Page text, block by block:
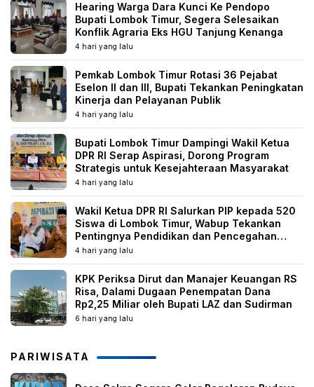
Hearing Warga Dara Kunci Ke Pendopo
Bupati Lombok Timur, Segera Selesaikan
Konflik Agraria Eks HGU Tanjung Kenanga
4 hari yang lalu
Pemkab Lombok Timur Rotasi 36 Pejabat
Eselon II dan III, Bupati Tekankan Peningkatan
Kinerja dan Pelayanan Publik
4 hari yang lalu
Bupati Lombok Timur Dampingi Wakil Ketua
DPR RI Serap Aspirasi, Dorong Program
Strategis untuk Kesejahteraan Masyarakat
4 hari yang lalu
Wakil Ketua DPR RI Salurkan PIP kepada 520
Siswa di Lombok Timur, Wabup Tekankan
Pentingnya Pendidikan dan Pencegahan
Perkawinan Anak
4 hari yang lalu
KPK Periksa Dirut dan Manajer Keuangan RS
Risa, Dalami Dugaan Penempatan Dana
Rp2,25 Miliar oleh Bupati LAZ dan Sudirman
6 hari yang lalu
PARIWISATA